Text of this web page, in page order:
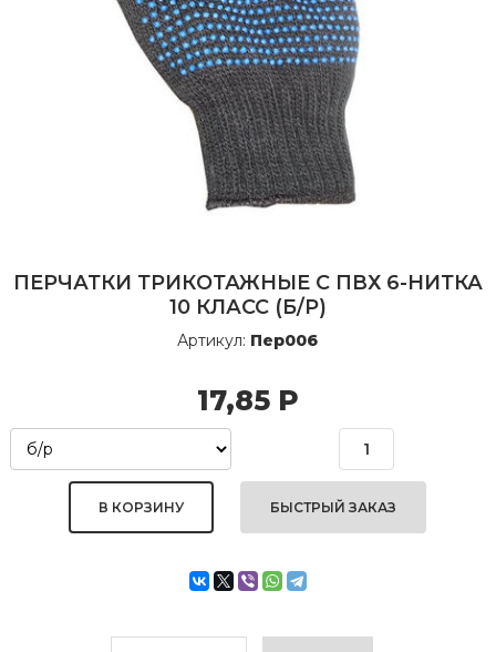
ПЕРЧАТКИ ТРИКОТАЖНЫЕ С ПВХ 6-НИТКА
10 КЛАСС (Б/Р)
Артикул: Пер006
17,85 Р
БЫСТРЫЙ ЗАКАЗ